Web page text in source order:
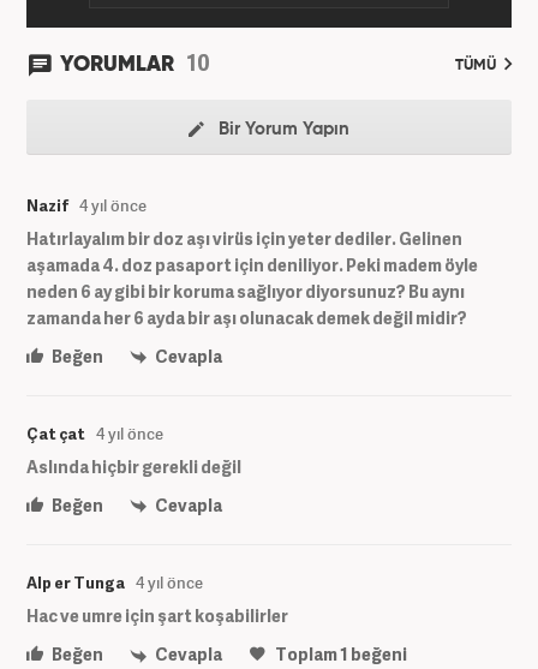
YORUMLAR 10 TÜMÜ
Bir Yorum Yapın
Nazif 4 yıl önce
Hatırlayalım bir doz aşı virüs için yeter dediler. Gelinen
aşamada 4. doz pasaport için deniliyor. Peki madem öyle
neden 6 ay gibi bir koruma sağlıyor diyorsunuz? Bu aynı
zamanda her 6 ayda bir aşı olunacak demek değil midir?
Beğen
Cevapla
Çat çat 4 yıl önce
Aslında hiçbir gerekli değil
Beğen
Cevapla
Alp er Tunga 4 yıl önce
Hac ve umre için şart koşabilirler
Beğen
Cevapla Toplam1 beğeni